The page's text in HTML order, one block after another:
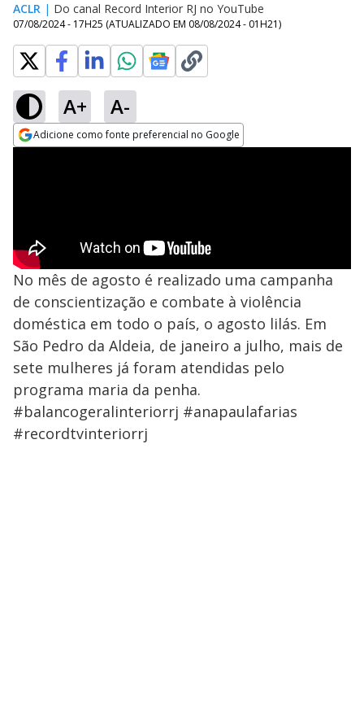
ACLR | Do canal Record Interior RJ no YouTube
07/08/2024 - 17H25 (ATUALIZADO EM 08/08/2024 - 01H21)
A+ A-
Adicione como fonte preferencial no Google
No mês de agosto é realizado uma campanha
de conscientização e combate à violência
doméstica em todo o país, o agosto lilás. Em
São Pedro da Aldeia, de janeiro a julho, mais de
sete mulheres já foram atendidas pelo
programa maria da penha.
#balancogeralinteriorrj #anapaulafarias
#recordtvinteriorrj